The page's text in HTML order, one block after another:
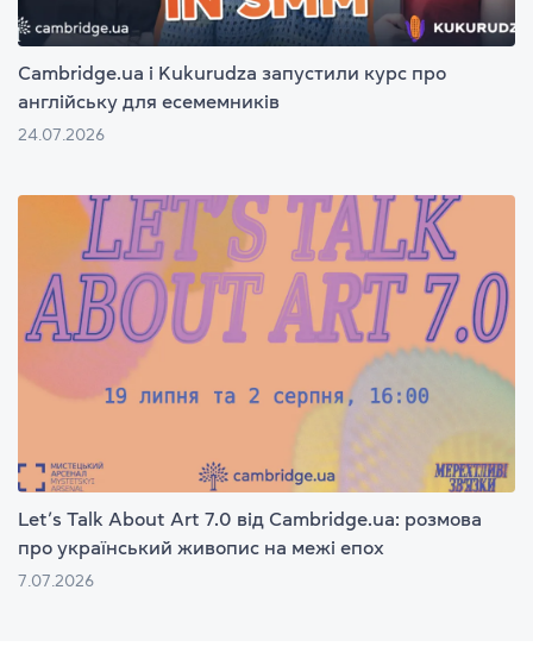
Cambridge.ua і Kukurudza запустили курс про
англійську для есемемників
24.07.2026
Let’s Talk About Art 7.0 від Cambridge.ua: розмова
про український живопис на межі епох
7.07.2026